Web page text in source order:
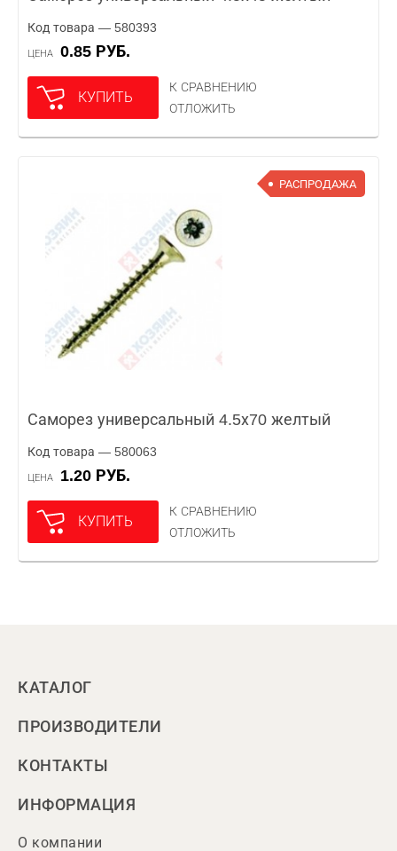
Код товара — 580393
ЦЕНА 0.85 РУБ.
КУПИТЬ
К СРАВНЕНИЮ
ОТЛОЖИТЬ
РАСПРОДАЖА
Саморез универсальный 4.5х70 желтый
Код товара — 580063
ЦЕНА 1.20 РУБ.
КУПИТЬ
К СРАВНЕНИЮ
ОТЛОЖИТЬ
КАТАЛОГ
ПРОИЗВОДИТЕЛИ
КОНТАКТЫ
ИНФОРМАЦИЯ
О компании